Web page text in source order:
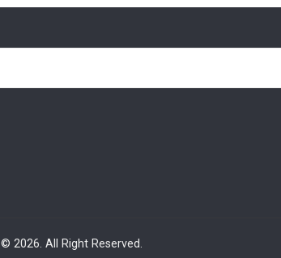
© 2026. All Right Reserved.